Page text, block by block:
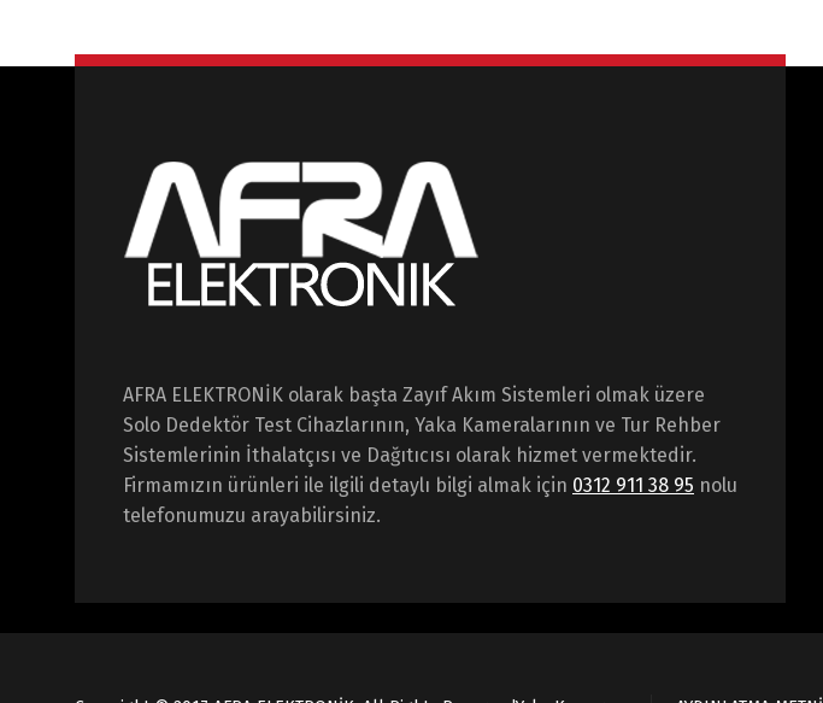
AFRA ELEKTRONİK olarak başta Zayıf Akım Sistemleri olmak üzere
Solo Dedektör Test Cihazlarının, Yaka Kameralarının ve Tur Rehber
Sistemlerinin İthalatçısı ve Dağıtıcısı olarak hizmet vermektedir.
Firmamızın ürünleri ile ilgili detaylı bilgi almak için 0312 911 38 95 nolu
telefonumuzu arayabilirsiniz.